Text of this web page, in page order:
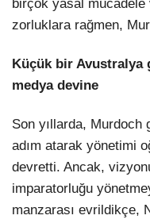
birçok yasal
zorluklara rağmen,
Küçük bir Avustralya
medya devine
Son yıllarda, Murdoch
adım atarak yönetimi
devretti. Ancak,
imparatorluğu
manzarası evrildikçe,